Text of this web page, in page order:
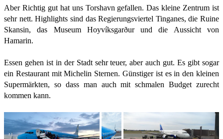
Aber Richtig gut hat uns Torshavn gefallen. Das kleine Zentrum ist
sehr nett. Highlights sind das Regierungsviertel Tinganes, die Ruine
Skansin, das Museum Hoyvíksgarður und die Aussicht von
Hamarin.
Essen gehen ist in der Stadt sehr teuer, aber auch gut. Es gibt sogar
ein Restaurant mit Michelin Sternen. Günstiger ist es in den kleinen
Supermärkten, so dass man auch mit schmalen Budget zurecht
kommen kann.